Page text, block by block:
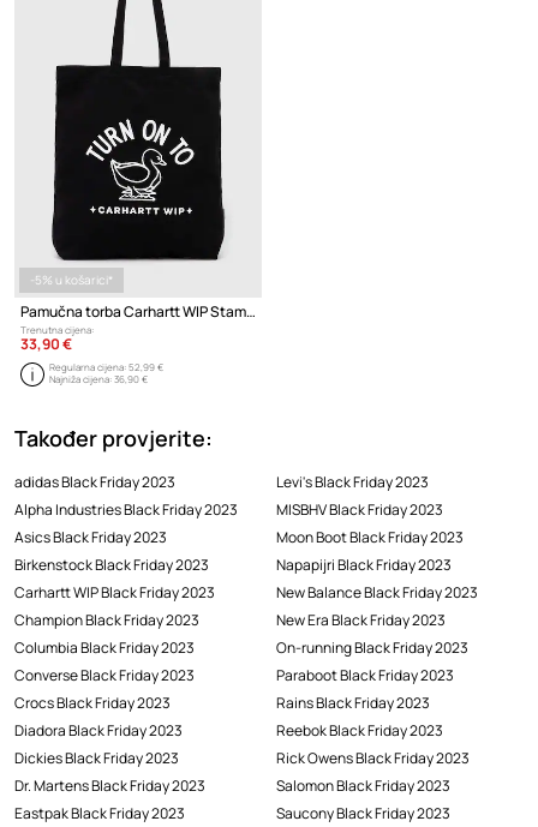
-5% u košarici*
Pamučna torba Carhartt WIP Stamp Tote
Trenutna cijena:
33,90 €
Regularna cijena:52,99 €
Najniža cijena:36,90 €
Također provjerite:
adidas Black Friday 2023
Alpha Industries Black Friday 2023
Asics Black Friday 2023
Birkenstock Black Friday 2023
Carhartt WIP Black Friday 2023
Champion Black Friday 2023
Columbia Black Friday 2023
Converse Black Friday 2023
Crocs Black Friday 2023
Diadora Black Friday 2023
Dickies Black Friday 2023
Dr. Martens Black Friday 2023
Eastpak Black Friday 2023
Levi's Black Friday 2023
MISBHV Black Friday 2023
Moon Boot Black Friday 2023
Napapijri Black Friday 2023
New Balance Black Friday 2023
New Era Black Friday 2023
On-running Black Friday 2023
Paraboot Black Friday 2023
Rains Black Friday 2023
Reebok Black Friday 2023
Rick Owens Black Friday 2023
Salomon Black Friday 2023
Saucony Black Friday 2023